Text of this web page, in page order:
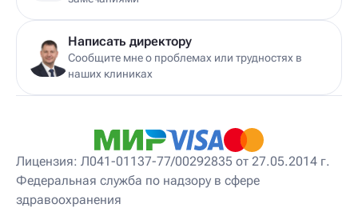
Детский диетолог
Детский инструктор ЛФК
Детский кинезиолог
Детский консультирующий врач ЛФК
Детский мануальный терапевт
Детский массажист
Детский невропатолог
Детский нейропсихолог
Детский нутрициолог
Детский ортопед
Детский остеопат
Написать директору
Сообщите мне о проблемах или трудностях в
наших клиниках
Лицензия: Л041-01137-77/00292835 от 27.05.2014 г.
Федеральная служба по надзору в сфере
здравоохранения